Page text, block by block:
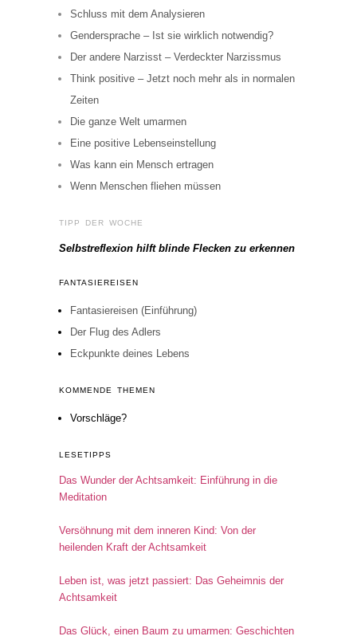
Schluss mit dem Analysieren
Gendersprache – Ist sie wirklich notwendig?
Der andere Narzisst – Verdeckter Narzissmus
Think positive – Jetzt noch mehr als in normalen
Zeiten
Die ganze Welt umarmen
Eine positive Lebenseinstellung
Was kann ein Mensch ertragen
Wenn Menschen fliehen müssen
TIPP DER WOCHE
Selbstreflexion hilft blinde Flecken zu erkennen
FANTASIEREISEN
Fantasiereisen (Einführung)
Der Flug des Adlers
Eckpunkte deines Lebens
KOMMENDE THEMEN
Vorschläge?
LESETIPPS
Das Wunder der Achtsamkeit: Einführung in die
Meditation
Versöhnung mit dem inneren Kind: Von der
heilenden Kraft der Achtsamkeit
Leben ist, was jetzt passiert: Das Geheimnis der
Achtsamkeit
Das Glück, einen Baum zu umarmen: Geschichten